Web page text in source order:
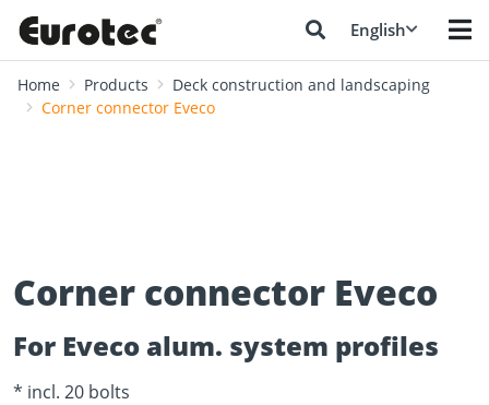
English
Home Products
Deck construction and landscaping
Corner connector Eveco
Corner connector Eveco
For Eveco alum. system profiles
* incl. 20 bolts